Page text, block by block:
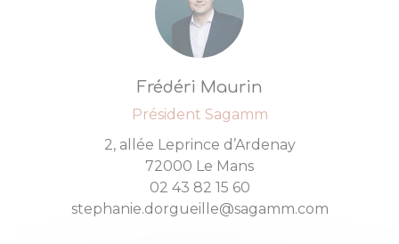
Frédéri Maurin
Président Sagamm
2, allée Leprince d’Ardenay
72000 Le Mans
02 43 82 15 60
stephanie.dorgueille@sagamm.com